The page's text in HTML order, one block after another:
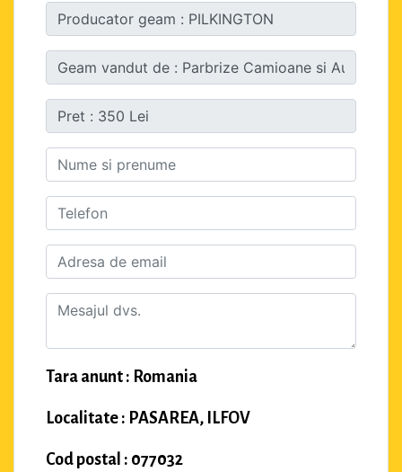
Tara anunt : Romania
Localitate : PASAREA, ILFOV
Cod postal : 077032